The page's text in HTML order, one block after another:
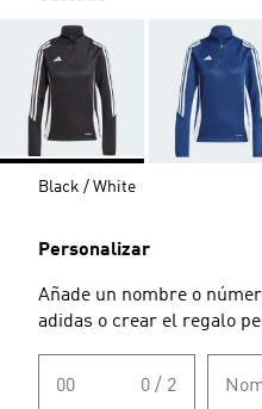
Black / White
Personalizar
Añade un nombre o
adidas o crear el regalo
00 0 / 2